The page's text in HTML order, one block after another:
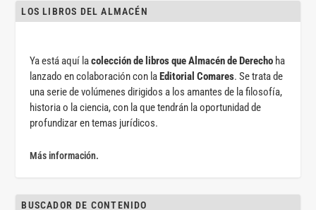
LOS LIBROS DEL ALMACÉN
Ya está aquí lacolección de libros que Almacén de Derecho ha
lanzado en colaboración con laEditorial Comares. Se trata de
una serie de volúmenes dirigidos a los amantes de la filosofía,
historia o la ciencia, con la que tendrán la oportunidad de
profundizar en temas jurídicos.
Más información.
BUSCADOR DE CONTENIDO